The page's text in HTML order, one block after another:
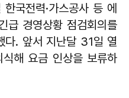
국전력·가스공사 등 에
급 경영상황 점검회의를
다. 앞서 지난달 31일 열
해 요금 인상을 보류하